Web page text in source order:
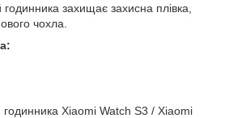
захищає захисна плівка,
чохла.
Xiaomi Watch S3 / Xiaomi